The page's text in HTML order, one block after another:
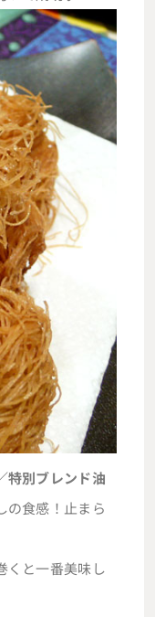
特別ブレンド油
の食感！止まら
くと一番美味し